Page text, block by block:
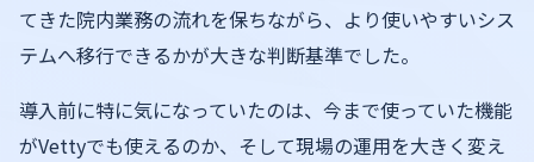
てきた院内業務の流れを保ちながら、より使いやすいシス
テムへ移行できるかが大きな判断基準でした。
導入前に特に気になっていたのは、今まで使っていた機能
がVettyでも使えるのか、そして現場の運用を大きく変え